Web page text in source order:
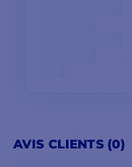
AVIS CLIENTS (0)